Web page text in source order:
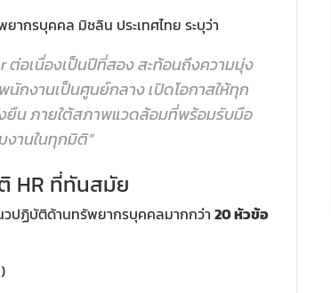
ากรบุคคล มิชลิน ประเทศไทย ระบุว่า
ต่อเนื่องเป็นปีที่สอง สะท้อนถึงความมุ่ง
กงานเป็นศูนย์กลาง เปิดโอกาสให้ทุก
ยืน ภายใต้สภาพแวดล้อมที่พร้อมรับมือ
านในทุกมิติ”
HR ที่ทันสมัย
วปฏิบัติด้านทรัพยากรบุคคลมากกว่า 20 หัวข้อ